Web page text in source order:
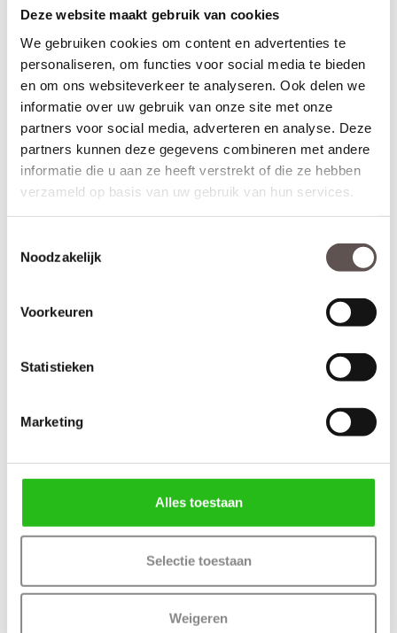
Deze website maakt gebruik van cookies
We gebruiken cookies om content en advertenties te
personaliseren, om functies voor social media te bieden
en om ons websiteverkeer te analyseren. Ook delen we
informatie over uw gebruik van onze site met onze
partners voor social media, adverteren en analyse. Deze
partners kunnen deze gegevens combineren met andere
informatie die u aan ze heeft verstrekt of die ze hebben
verzameld op basis van uw gebruik van hun services.
Noodzakelijk
Voorkeuren
Statistieken
Marketing
Alles toestaan
Selectie toestaan
Weigeren
Afwerking: Grondverf RAL9010
Inkortmogelijkheden stomp: Onderzijde 60 mm, zijstijlen en
Deur samenstellen
Terug